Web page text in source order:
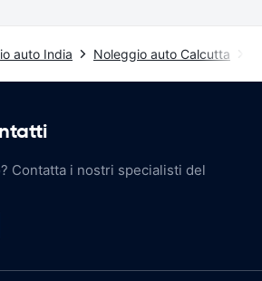
auto India Noleggio auto Calcutta
Contatta i nostri specialisti del